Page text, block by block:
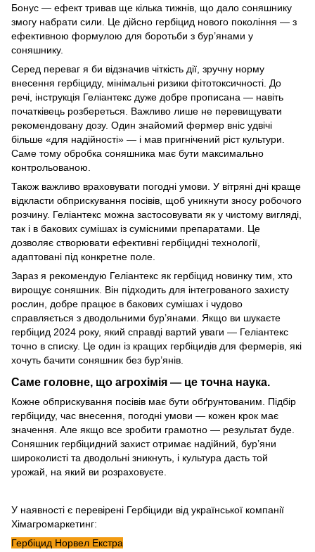
Бонус — ефект тривав ще кілька тижнів, що дало соняшнику
змогу набрати сили. Це дійсно гербіцид нового покоління — з
ефективною формулою для боротьби з бур’янами у
соняшнику.
Серед переваг я би відзначив чіткість дії, зручну норму
внесення гербіциду, мінімальні ризики фітотоксичності. До
речі, інструкція Геліантекс дуже добре прописана — навіть
початківець розбереться. Важливо лише не перевищувати
рекомендовану дозу. Один знайомий фермер вніс удвічі
більше «для надійності» — і мав пригнічений ріст культури.
Саме тому обробка соняшника має бути максимально
контрольованою.
Також важливо враховувати погодні умови. У вітряні дні краще
відкласти обприскування посівів, щоб уникнути зносу робочого
розчину. Геліантекс можна застосовувати як у чистому вигляді,
так і в бакових сумішах із сумісними препаратами. Це
дозволяє створювати ефективні гербіцидні технології,
адаптовані під конкретне поле.
Зараз я рекомендую Геліантекс як гербіцид новинку тим, хто
вирощує соняшник. Він підходить для інтегрованого захисту
рослин, добре працює в бакових сумішах і чудово
справляється з дводольними бур’янами. Якщо ви шукаєте
гербіцид 2024 року, який справді вартий уваги — Геліантекс
точно в списку. Це один із кращих гербіцидів для фермерів, які
хочуть бачити соняшник без бур’янів.
Саме головне, що агрохімія — це точна наука.
Кожне обприскування посівів має бути обґрунтованим. Підбір
гербіциду, час внесення, погодні умови — кожен крок має
значення. Але якщо все зробити грамотно — результат буде.
Соняшник гербіцидний захист отримає надійний, бур’яни
широколисті та дводольні зникнуть, і культура дасть той
урожай, на який ви розраховуєте.
У наявності є перевірені Гербіциди від української компанії
Хімагромаркетинг:
Гербіцид Норвел Екстра